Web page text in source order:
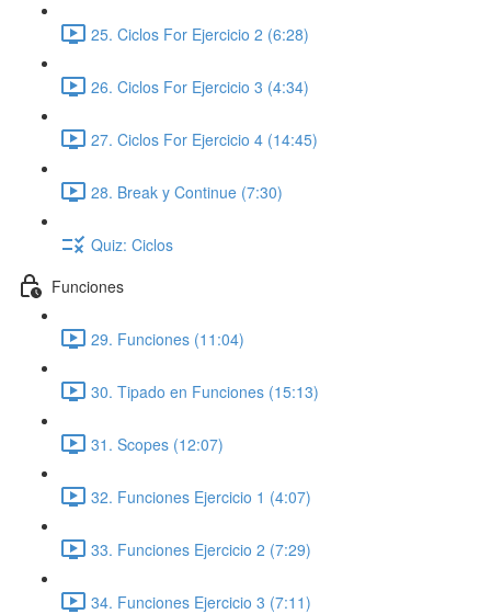
25. Ciclos For Ejercicio 2 (6:28)
26. Ciclos For Ejercicio 3 (4:34)
27. Ciclos For Ejercicio 4 (14:45)
28. Break y Continue (7:30)
Quiz: Ciclos
Funciones
29. Funciones (11:04)
30. Tipado en Funciones (15:13)
31. Scopes (12:07)
32. Funciones Ejercicio 1 (4:07)
33. Funciones Ejercicio 2 (7:29)
34. Funciones Ejercicio 3 (7:11)